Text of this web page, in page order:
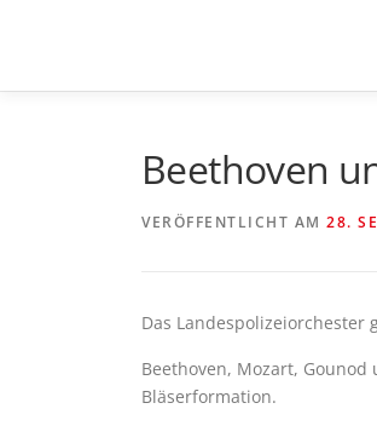
Beethoven
VERÖFFENTLICHT AM 28.
Das Landespolizeiorchester
Beethoven, Mozart,
Bläserformation.